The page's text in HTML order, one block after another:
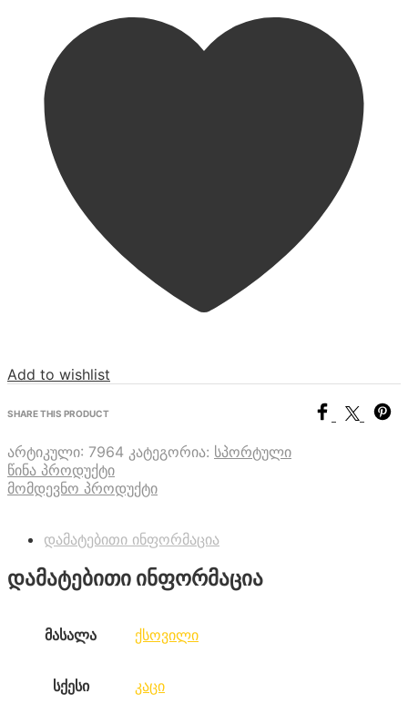
Add to wishlist
SHARE THIS PRODUCT
არტიკული: 7964 კატეგორია: სპორტული
წინა პროდუქტი
მომდევნო პროდუქტი
დამატებითი ინფორმაცია
დამატებითი ინფორმაცია
მასალა ქსოვილი
სქესი კაცი